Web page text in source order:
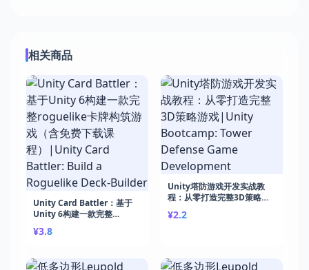
相关商品
Unity Card Battler：基于
Unity 6构建一款完整
免费下载课程）|Unity Card
Deck-Builder
¥3.8
Unity塔防游戏开发实战教
程：从零打造完整3D策略游
Defense Game
¥2.2